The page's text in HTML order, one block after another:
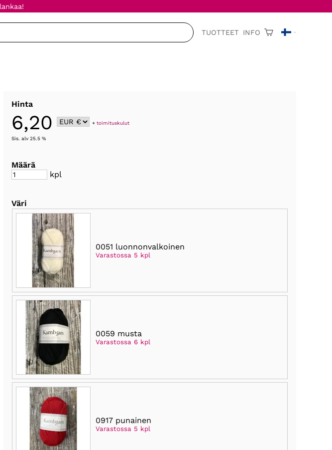
TUOTTEET INFO
Hinta
6,20 +toimituskulut
Sis. alv 25.5 %
Määrä
kpl
Väri
0051 luonnonvalkoinen
Varastossa 5 kpl
0059 musta
Varastossa 6 kpl
0917 punainen
Varastossa 5 kpl